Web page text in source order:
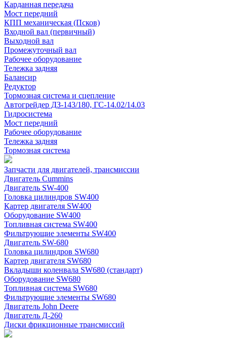
Карданная передача
Мост передний
КПП механическая (Псков)
Входной вал (первичный)
Выходной вал
Промежуточный вал
Рабочее оборудование
Тележка задняя
Балансир
Редуктор
Тормозная система и сцепление
Автогрейдер ДЗ-143/180, ГС-14.02/14.03
Гидросистема
Мост передний
Рабочее оборудование
Тележка задняя
Тормозная система
Запчасти для двигателей, трансмиссии
Двигатель Cummins
Двигатель SW-400
Головка цилиндров SW400
Картер двигателя SW400
Оборудование SW400
Топливная система SW400
Фильтрующие элементы SW400
Двигатель SW-680
Головка цилиндров SW680
Картер двигателя SW680
Вкладыши коленвала SW680 (стандарт)
Оборудование SW680
Топливная система SW680
Фильтрующие элементы SW680
Двигатель John Deere
Двигатель Д-260
Диски фрикционные трансмиссий